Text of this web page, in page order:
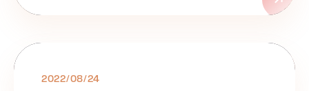
2022/08/24